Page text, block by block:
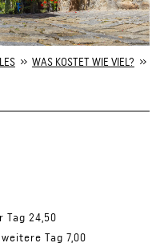
» WAS KOSTET WIE VIEL? »
Tag 24,50
Tag 7,00